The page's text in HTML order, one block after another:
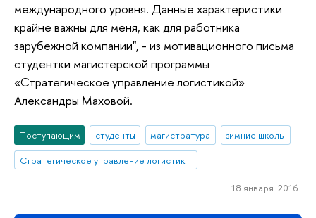
международного уровня. Данные характеристики
крайне важны для меня, как для работника
зарубежной компании", - из мотивационного письма
студентки магистерской программы
«Стратегическое управление логистикой»
Александры Маховой.
Поступающим студенты магистратура
зимние школы
Стратегическое управление логистикой
18 января 2016